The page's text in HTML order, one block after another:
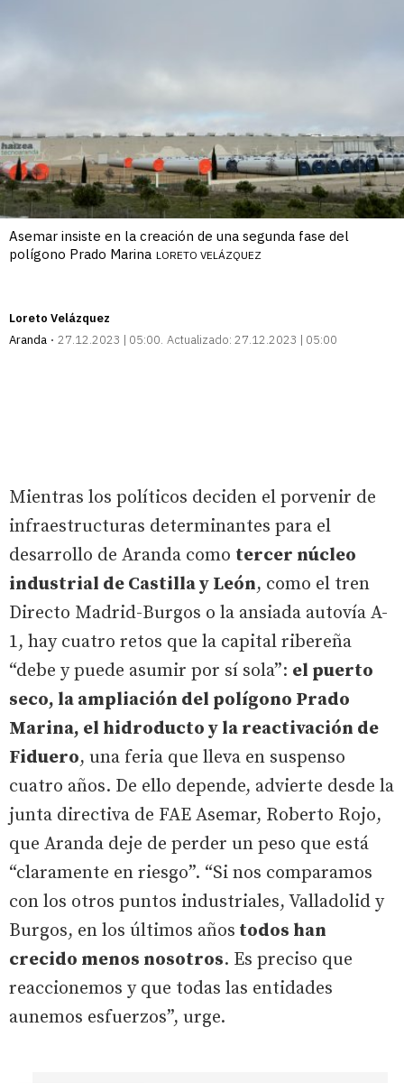
Asemar insiste en la creación de una segunda fase del
polígono Prado Marina LORETO VELÁZQUEZ
Loreto Velázquez
Aranda
27.12.2023 | 05:00 Actualizado: 27.12.2023 | 05:00
Mientras los políticos deciden el porvenir de
infraestructuras determinantes para el
desarrollo de Aranda como tercer núcleo
industrial de Castilla y León, como el tren
Directo Madrid-Burgos o la ansiada autovía A-
1, hay cuatro retos que la capital ribereña
“debe y puede asumir por sí sola”: el puerto
seco, la ampliación del polígono Prado
Marina, el hidroducto y la reactivación de
Fiduero, una feria que lleva en suspenso
cuatro años. De ello depende, advierte desde la
junta directiva de FAE Asemar, Roberto Rojo,
que Aranda deje de perder un peso que está
“claramente en riesgo”. “Si nos comparamos
con los otros puntos industriales, Valladolid y
Burgos, en los últimos años todos han
crecido menos nosotros. Es preciso que
reaccionemos y que todas las entidades
aunemos esfuerzos”, urge.